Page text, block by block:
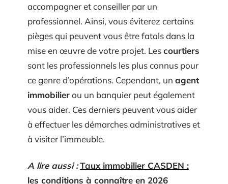
accompagner et conseiller par un
professionnel. Ainsi, vous éviterez certains
pièges qui peuvent vous être fatals dans la
mise en œuvre de votre projet. Lescourtiers
sont les professionnels les plus connus pour
ce genre d’opérations. Cependant, un agent
immobilierou un banquier peut également
vous aider. Ces derniers peuvent vous aider
à effectuer les démarches administratives et
à visiter l’immeuble.
A lire aussi :Taux immobilier CASDEN :
les conditions à connaître en 2026